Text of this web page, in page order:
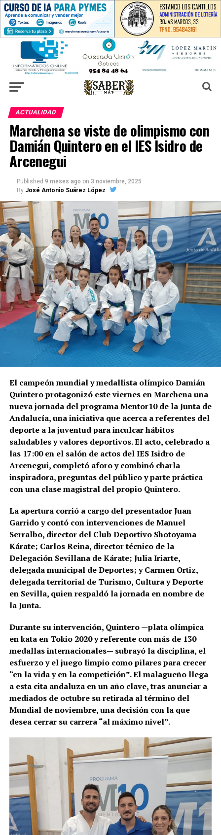
ACTUALIDAD
Marchena se viste de olimpismo con
Damián Quintero en el IES Isidro de
Arcenegui
Published 9 meses ago on 3 noviembre, 2025
By José Antonio Suárez López
El campeón mundial y medallista olímpico Damián
Quintero protagonizó este viernes en Marchena una
nueva jornada del programa Mentor10 de la Junta de
Andalucía, una iniciativa que acerca a referentes del
deporte a la juventud para inculcar hábitos
saludables y valores deportivos. El acto, celebrado a
las 17:00 en el salón de actos del IES Isidro de
Arcenegui, completó aforo y combinó charla
inspiradora, preguntas del público y parte práctica
con una clase magistral del propio Quintero.
La apertura corrió a cargo del presentador Juan
Garrido y contó con intervenciones de Manuel
Serralbo, director del Club Deportivo Shotoyama
Kárate; Carlos Reina, director técnico de la
Delegación Sevillana de Kárate; Julia Iriarte,
delegada municipal de Deportes; y Carmen Ortiz,
delegada territorial de Turismo, Cultura y Deporte
en Sevilla, quien respaldó la jornada en nombre de
la Junta.
Durante su intervención, Quintero —plata olímpica
en kata en Tokio 2020 y referente con más de 130
medallas internacionales— subrayó la disciplina, el
esfuerzo y el juego limpio como pilares para crecer
“en la vida y en la competición”. El malagueño llega
a esta cita andaluza en un año clave, tras anunciar a
mediados de octubre su retirada al término del
Mundial de noviembre, una decisión con la que
desea cerrar su carrera “al máximo nivel”.